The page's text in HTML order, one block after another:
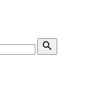
search